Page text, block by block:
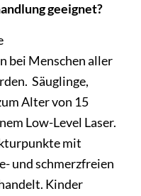
geeignet?
bei Menschen aller
Säuglinge,
Alter von 15
Low-Level Laser.
mit
und schmerzfreien
Kinder